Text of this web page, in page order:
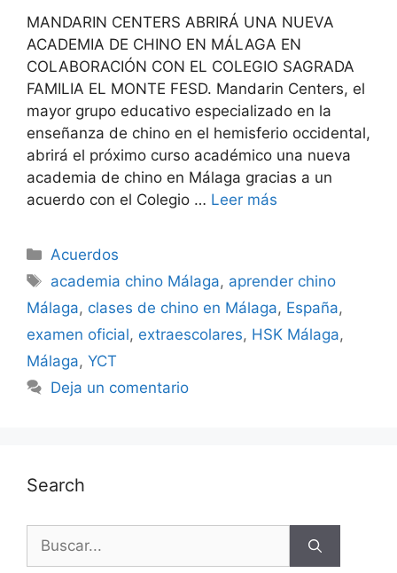
MANDARIN CENTERS ABRIRÁ UNA NUEVA
ACADEMIA DE CHINO EN MÁLAGA EN
COLABORACIÓN CON EL COLEGIO SAGRADA
FAMILIA EL MONTE FESD. Mandarin Centers, el
mayor grupo educativo especializado en la
enseñanza de chino en el hemisferio occidental,
abrirá el próximo curso académico una nueva
academia de chino en Málaga gracias a un
acuerdo con el Colegio … Leer más
Acuerdos
academia chino Málaga, aprender chino
Málaga, clases de chino en Málaga, España,
examen oficial, extraescolares, HSK Málaga,
Málaga, YCT
Deja un comentario
Search